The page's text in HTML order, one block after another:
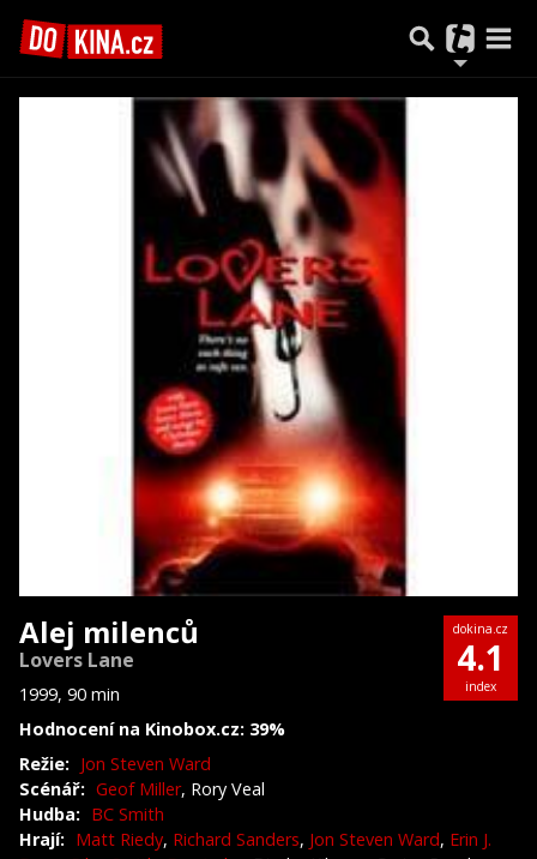
Alej milenců
Lovers Lane
1999, 90 min
Hodnocení na Kinobox.cz: 39%
dokina.cz
4.1
index
Režie: Jon Steven Ward
Scénář: Geof Miller, Rory Veal
Hudba: BC Smith
Hrají: Matt Riedy, Richard Sanders, Jon Steven Ward, Erin J.